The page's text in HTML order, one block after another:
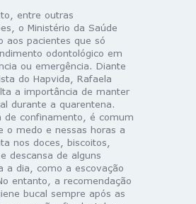
entre outras
o Ministério da Saúde
aos pacientes que só
odontológico em
ou emergência. Diante
do Hapvida, Rafaela
a importância de manter
durante a quarentena.
de confinamento, é comum
o medo e nessas horas a
nos doces, biscoitos,
descansa de alguns
a dia, como a escovação
entanto, a recomendação
bucal sempre após as